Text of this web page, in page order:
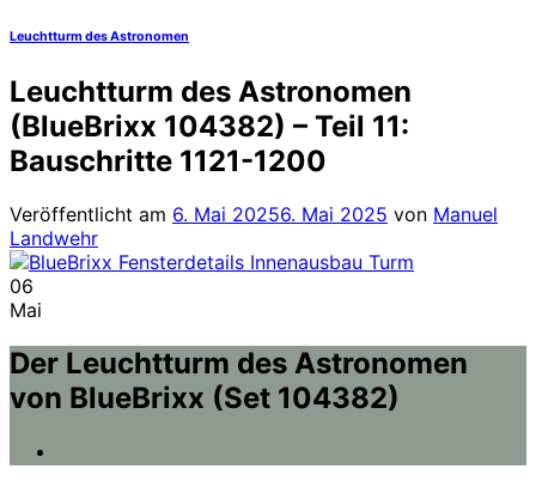
Leuchtturm des Astronomen
Leuchtturm des Astronomen
(BlueBrixx 104382) – Teil 11:
Bauschritte 1121-1200
Veröffentlicht am 6. Mai 20256. Mai 2025 von Manuel
Landwehr
06
Mai
Der Leuchtturm des Astronomen
von BlueBrixx (Set 104382)